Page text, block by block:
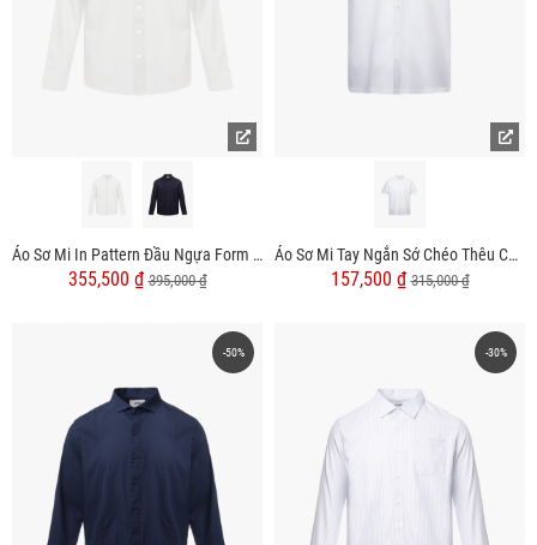
Áo Sơ Mi In Pattern Đầu Ngựa Form Regular SM201
355,500 ₫395,000 ₫
Áo Sơ Mi Tay Ngắn Sớ Chéo Thêu Chữ 4M Form Regular SM179
157,500 ₫315,000 ₫
-50% -30%